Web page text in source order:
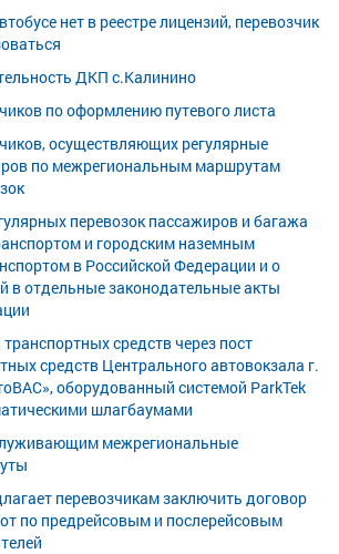
нет в реестре лицензий, перевозчик
ДКП с.Калинино
по оформлению путевого листа
осуществляющих регулярные
по межрегиональным маршрутам
перевозок пассажиров и багажа
и городским наземным
в Российской Федерации и о
в отдельные законодательные акты
средств через пост
средств Центрального автовокзала г.
оборудованный системой ParkTek
шлагбаумами
межрегиональные
перевозчикам заключить договор
по предрейсовым и послерейсовым